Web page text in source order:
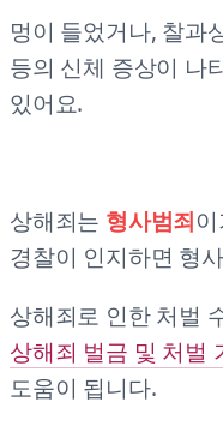
멍이 들었거나, 찰과
등의 신체 증상이 나
있어요.
상해죄는 형사범죄
경찰이 인지하면 형
상해죄로 인한 처벌
상해죄 벌금 및 처벌
도움이 됩니다.